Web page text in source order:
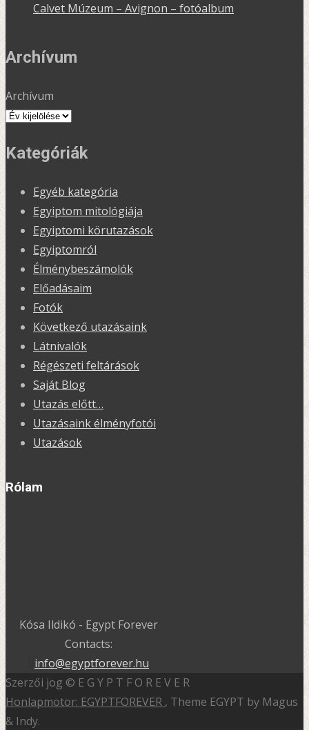
Calvet Múzeum – Avignon – fotóalbum
Archívum
Archívum
Kategóriák
Egyéb kategória
Egyiptom mitológiája
Egyiptomi körutazások
Egyiptomról
Élménybeszámolók
Előadásaim
Fotók
Következő utazásaink
Látnivalók
Régészeti feltárások
Saját Blog
Utazás előtt…
Utazásaink élményfotói
Utazások
Rólam
Kósa Ildikó - Egypt Forever
Contacts:
info@egyptforever.hu
Szerzői jog © E G Y P T F O R E V E R
Honlapmotor: EGYPTFOREVER , Theme EGYPT by Magus
& Indy.